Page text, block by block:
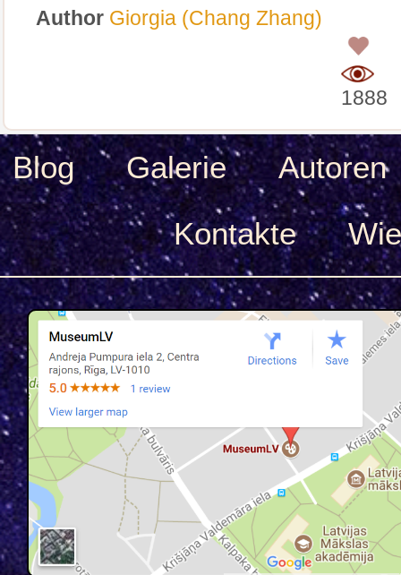
Author Giorgia (Chang Zhang)
1888
Blog Galerie
Autoren
Kontakte